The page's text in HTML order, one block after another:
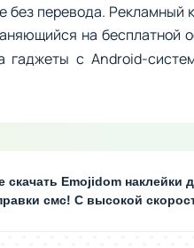
без перевода.
на бесплатной
гаджеты с Android-
Emojidom наклейки
смс! С высокой